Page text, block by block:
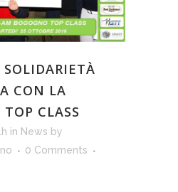
SOLIDARIETÀ
CON LA
CLASS
in News by
0 Comments